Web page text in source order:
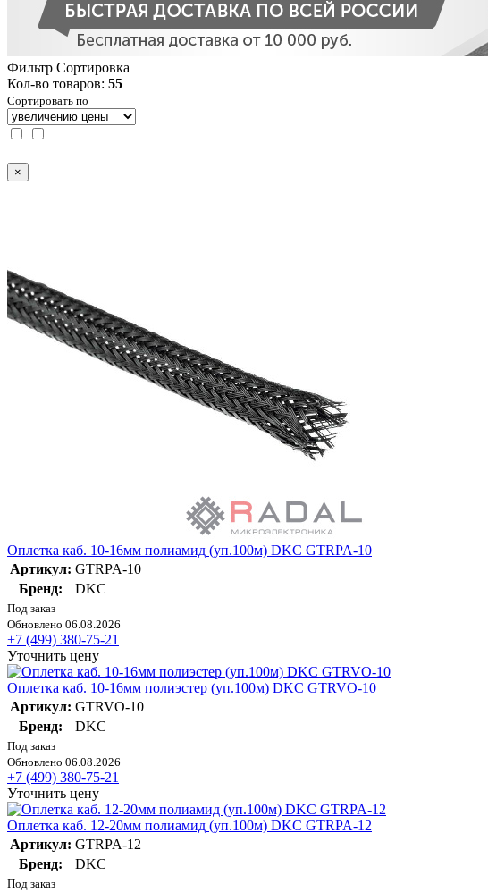
Фильтр Сортировка
Кол-во товаров: 55
Сортировать по
×
Оплетка каб. 10-16мм полиамид (уп.100м) DKC GTRPA-10
Артикул: GTRPA-10
Бренд:
DKC
Под заказ
Обновлено 06.08.2026
+7 (499) 380-75-21
Уточнить цену
Оплетка каб. 10-16мм полиэстер (уп.100м) DKC GTRVO-10
Артикул: GTRVO-10
Бренд:
DKC
Под заказ
Обновлено 06.08.2026
+7 (499) 380-75-21
Уточнить цену
Оплетка каб. 12-20мм полиамид (уп.100м) DKC GTRPA-12
Артикул: GTRPA-12
Бренд:
DKC
Под заказ